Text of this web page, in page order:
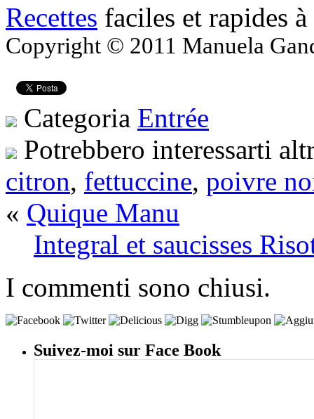
Recettes faciles et rapides
Copyright © 2011 Manuela
Categoria Entrée
Potrebbero interessarti
citron, fettuccine, poivre
« Quique Manu
Integral et saucisses
I commenti sono chiusi.
Suivez-moi sur Face Book